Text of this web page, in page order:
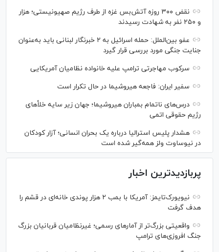
نقض ۳۰۰ روزه آتش‌بس غزه از طرف رژیم صهیونیستی؛ هزار
و ۲۵۰ نفر به شهادت رسیدند
عفو بین‌الملل: حمله اسرائیل به ۲ خبرنگار لبنانی باید به‌عنوان
جنایت جنگی مورد بررسی قرار گیرد
سرکوب مهاجرتی ترامپ علیه خانواده نظامیان آمریکایی
سفیر ایران: فاجعه هیروشیما در حال تکرار است
درس‌های ناتمام بمباران هیروشیما؛ جهان زیر سایه خلأ‌های
رژیم حقوقی اتمی
هشدار پلیس استرالیا درباره یک بحران انسانی؛ آزار کودکان
در نیوساوت ولز همه‌گیر شده است
پربازدیدترین اخبار
نیویورک‌تایمز: آمریکا با بمب ۲ هزار پوندی خانه‌ای در قشم را
هدف گرفت
واقعیتی بزرگ‌تر از آمار‌های رسمی؛ غیرنظامیان قربانیان بزرگ
جنگ افروزی‌های ترامپ